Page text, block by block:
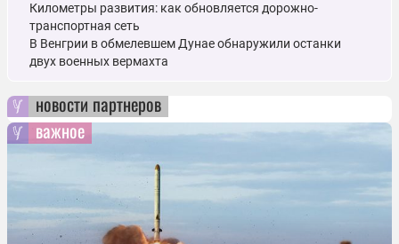
Километры развития: как обновляется дорожно-
транспортная сеть
В Венгрии в обмелевшем Дунае обнаружили останки
двух военных вермахта
новости партнеров
важное